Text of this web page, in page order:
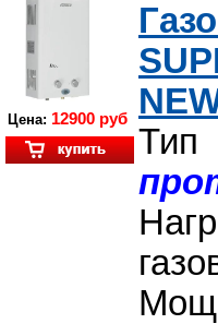
Цена: 12900 руб